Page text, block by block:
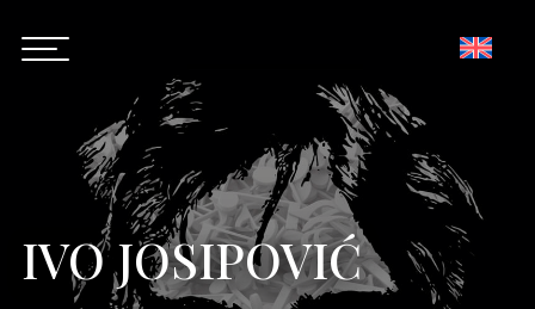
IVO JOSIPOVIĆ